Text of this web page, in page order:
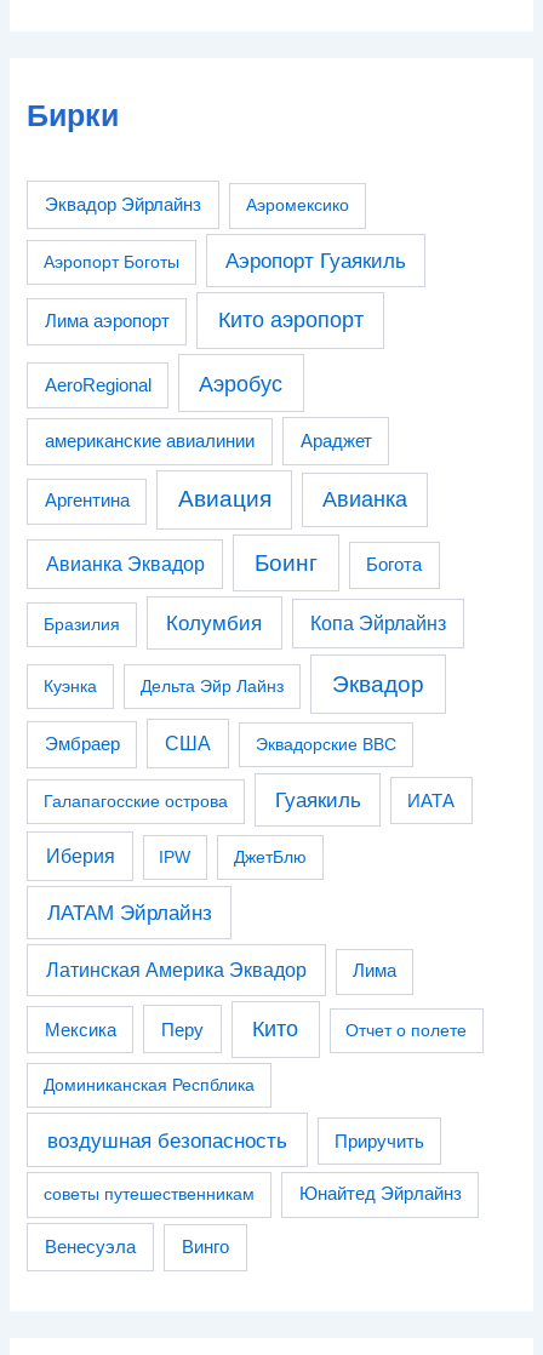
Бирки
Эквадор Эйрлайнз Аэромексико
Аэропорт Боготы Аэропорт Гуаякиль
Лима аэропорт Кито аэропорт
AeroRegional Аэробус
американские авиалинии Араджет
Аргентина Авиация Авианка
Авианка Эквадор Боинг Богота
Бразилия Колумбия Копа Эйрлайнз
Куэнка Дельта Эйр Лайнз Эквадор
Эмбраер США Эквадорские ВВС
Галапагосские острова Гуаякиль ИАТА
Иберия IPW ДжетБлю
ЛАТАМ Эйрлайнз
Латинская Америка Эквадор Лима
Мексика Перу Кито Отчет о полете
Доминиканская Респблика
воздушная безопасность Приручить
советы путешественникам Юнайтед Эйрлайнз
Венесуэла Винго